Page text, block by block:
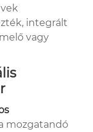
integrált
vagy
mozgatandó